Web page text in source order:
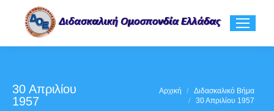
30 Απριλίου
1957
Αρχική
Διδασκαλικό Βήμα
30 Απριλίου 1957